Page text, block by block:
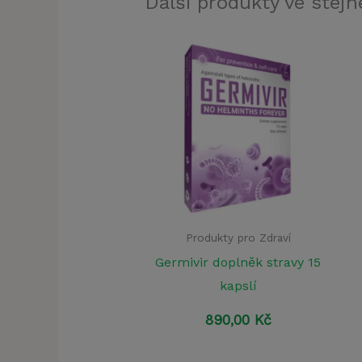
Produkty pro Zdraví
Germivir doplněk stravy 15
kapslí
890,00 Kč